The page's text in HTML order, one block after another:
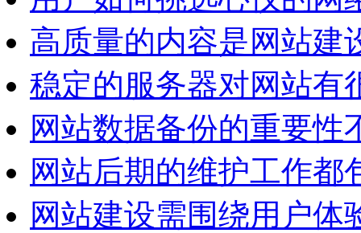
高质量的内容是网站建
稳定的服务器对网站有
网站数据备份的重要性
网站后期的维护工作都
网站建设需围绕用户体